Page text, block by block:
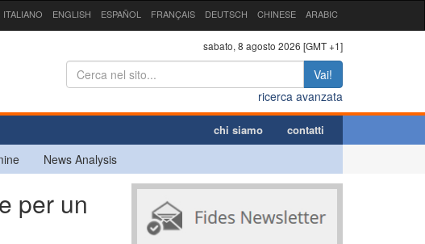
ITALIANO ENGLISH ESPAÑOL FRANÇAIS DEUTSCH CHINESE ARABIC
sabato, 8 agosto 2026 [GMT +1]
Vai!
ricerca avanzata
chi siamo contatti
News Analysis
per un